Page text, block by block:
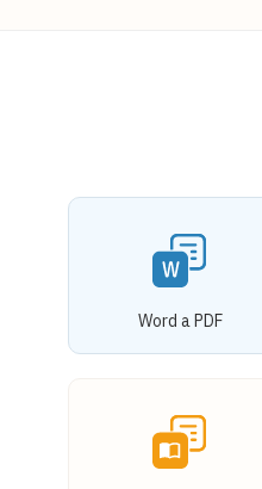
Word a PDF